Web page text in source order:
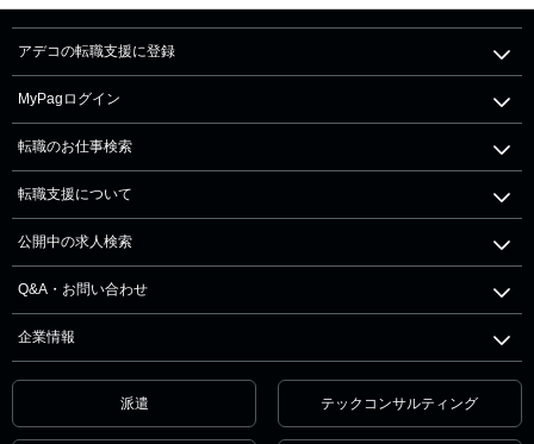
アデコの転職支援に登録
MyPagログイン
転職のお仕事検索
転職支援について
公開中の求人検索
Q&A・お問い合わせ
企業情報
派遣 テックコンサルティング